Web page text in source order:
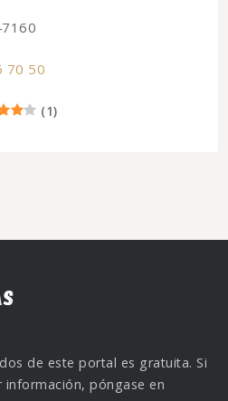
70 50
(1)
de este portal es gratuita. Si
póngase en